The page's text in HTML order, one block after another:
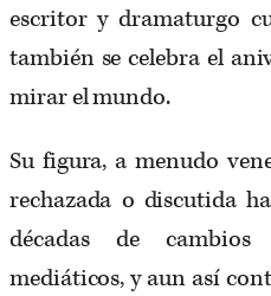
escritor y dramaturgo
también se celebra el
mirar el mundo.
Su figura, a menudo
rechazada o discutida
décadas de
mediáticos, y aun así